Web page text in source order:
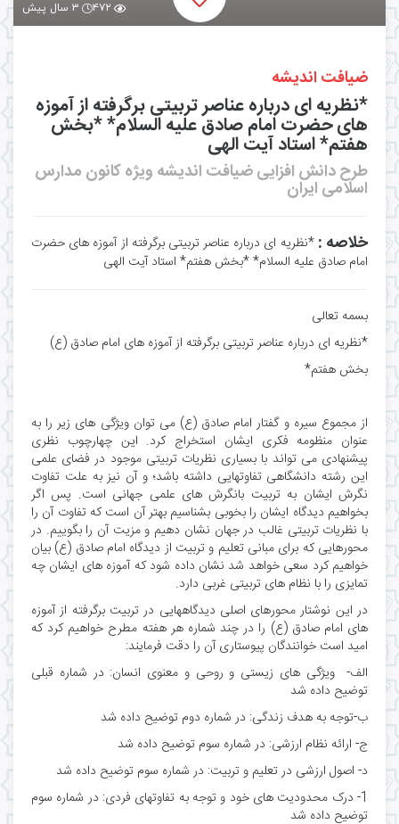
۴۷۲ ۳ سال پیش
ضیافت اندیشه
*نظریه ای درباره عناصر تربیتی برگرفته از آموزه
های حضرت امام صادق علیه السلام* *بخش
هفتم* استاد آیت الهی
طرح دانش افزایی ضیافت اندیشه ویژه کانون مدارس
اسلامی ایران
خلاصه :*نظریه ای درباره عناصر تربیتی برگرفته از آموزه های حضرت
امام صادق علیه السلام* *بخش هفتم* استاد آیت الهی
بسمه تعالی
*نظریه ای درباره عناصر تربیتی برگرفته از آموزه های امام صادق (ع)
بخش هفتم*
از مجموع سیره و گفتار امام صادق (ع) می توان ویژگی های زیر را به
عنوان منظومه فکری ایشان استخراج کرد. این چهارچوب نظری
پیشنهادی می تواند با بسیاری نظریات تربیتی موجود در فضای علمی
این رشته دانشگاهی تفاوتهایی داشته باشد؛ و آن نیز به علت تفاوت
نگرش ایشان به تربیت بانگرش های علمی جهانی است. پس اگر
بخواهیم دیدگاه ایشان را بخوبی بشناسیم بهتر آن است که تفاوت آن را
با نظریات تربیتی غالب در جهان نشان دهیم و مزیت آن را بگوییم. در
محورهایی که برای مبانی تعلیم و تربیت از دیدگاه امام صادق (ع) بیان
خواهیم کرد سعی خواهد شد نشان داده شود که آموزه های ایشان چه
تمایزی را با نظام های تربیتی غربی دارد.
در این نوشتار محورهای اصلی دیدگاههایی در تربیت برگرفته از آموزه
های امام صادق (ع) را در چند شماره هر هفته مطرح خواهیم کرد که
امید است خوانندگان پیوستاری آن را دقت فرمایند:
الف- ویژگی های زیستی و روحی و معنوی انسان: در شماره قبلی
توضیح داده شد
ب-توجه به هدف زندگی: در شماره دوم توضیح داده شد
ج- ارائه نظام ارزشی: در شماره سوم توضیح داده شد
د- اصول ارزشی در تعلیم و تربیت: در شماره سوم توضیح داده شد
1- درک محدودیت های خود و توجه به تفاوتهای فردی: در شماره سوم
توضیح داده شد